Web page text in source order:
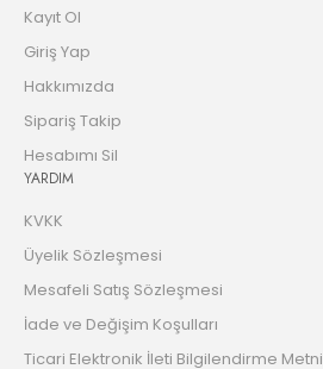
Kayıt Ol
Giriş Yap
Hakkımızda
Sipariş Takip
Hesabımı Sil
YARDIM
KVKK
Üyelik Sözleşmesi
Mesafeli Satış Sözleşmesi
İade ve Değişim Koşulları
Ticari Elektronik İleti Bilgilendirme Metni